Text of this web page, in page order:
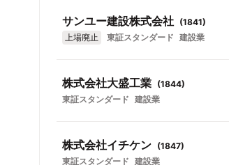
サンユー建設株式会社 (1841)
上場廃止
東証スタンダード 建設業
株式会社大盛工業 (1844)
東証スタンダード 建設業
株式会社イチケン (1847)
東証スタンダード 建設業